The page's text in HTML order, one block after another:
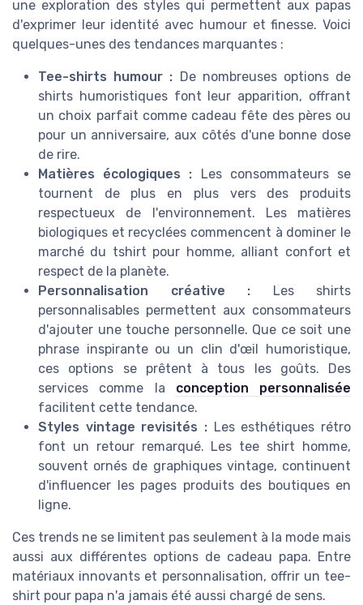
une exploration des styles qui permettent aux papas
d'exprimer leur identité avec humour et finesse. Voici
quelques-unes des tendances marquantes :
Tee-shirts humour : De nombreuses options de
shirts humoristiques font leur apparition, offrant
un choix parfait comme cadeau fête des pères ou
pour un anniversaire, aux côtés d'une bonne dose
de rire.
Matières écologiques :
Les consommateurs se
tournent de plus en plus vers des produits
respectueux de l'environnement. Les matières
biologiques et recyclées commencent à dominer le
marché du tshirt pour homme, alliant confort et
respect de la planète.
Personnalisation créative :
Les shirts
personnalisables permettent aux consommateurs
d'ajouter une touche personnelle. Que ce soit une
phrase inspirante ou un clin d'œil humoristique,
ces options se prêtent à tous les goûts. Des
services comme la conception personnalisée
facilitent cette tendance.
Styles vintage revisités : Les esthétiques rétro
font un retour remarqué. Les tee shirt homme,
souvent ornés de graphiques vintage, continuent
d'influencer les pages produits des boutiques en
ligne.
Ces trends ne se limitent pas seulement à la mode mais
aussi aux différentes options de cadeau papa. Entre
matériaux innovants et personnalisation, offrir un tee-
shirt pour papa n'a jamais été aussi chargé de sens.